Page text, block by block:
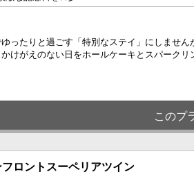
ったりと過ごす「特別なステイ」にしません
けがえのない日をホールケーキとスパークリ
このプ
ロントスーペリアツイン